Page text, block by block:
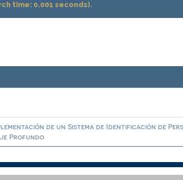
time: 0.001 seconds).
de un Sistema de Identificación de
Profundo